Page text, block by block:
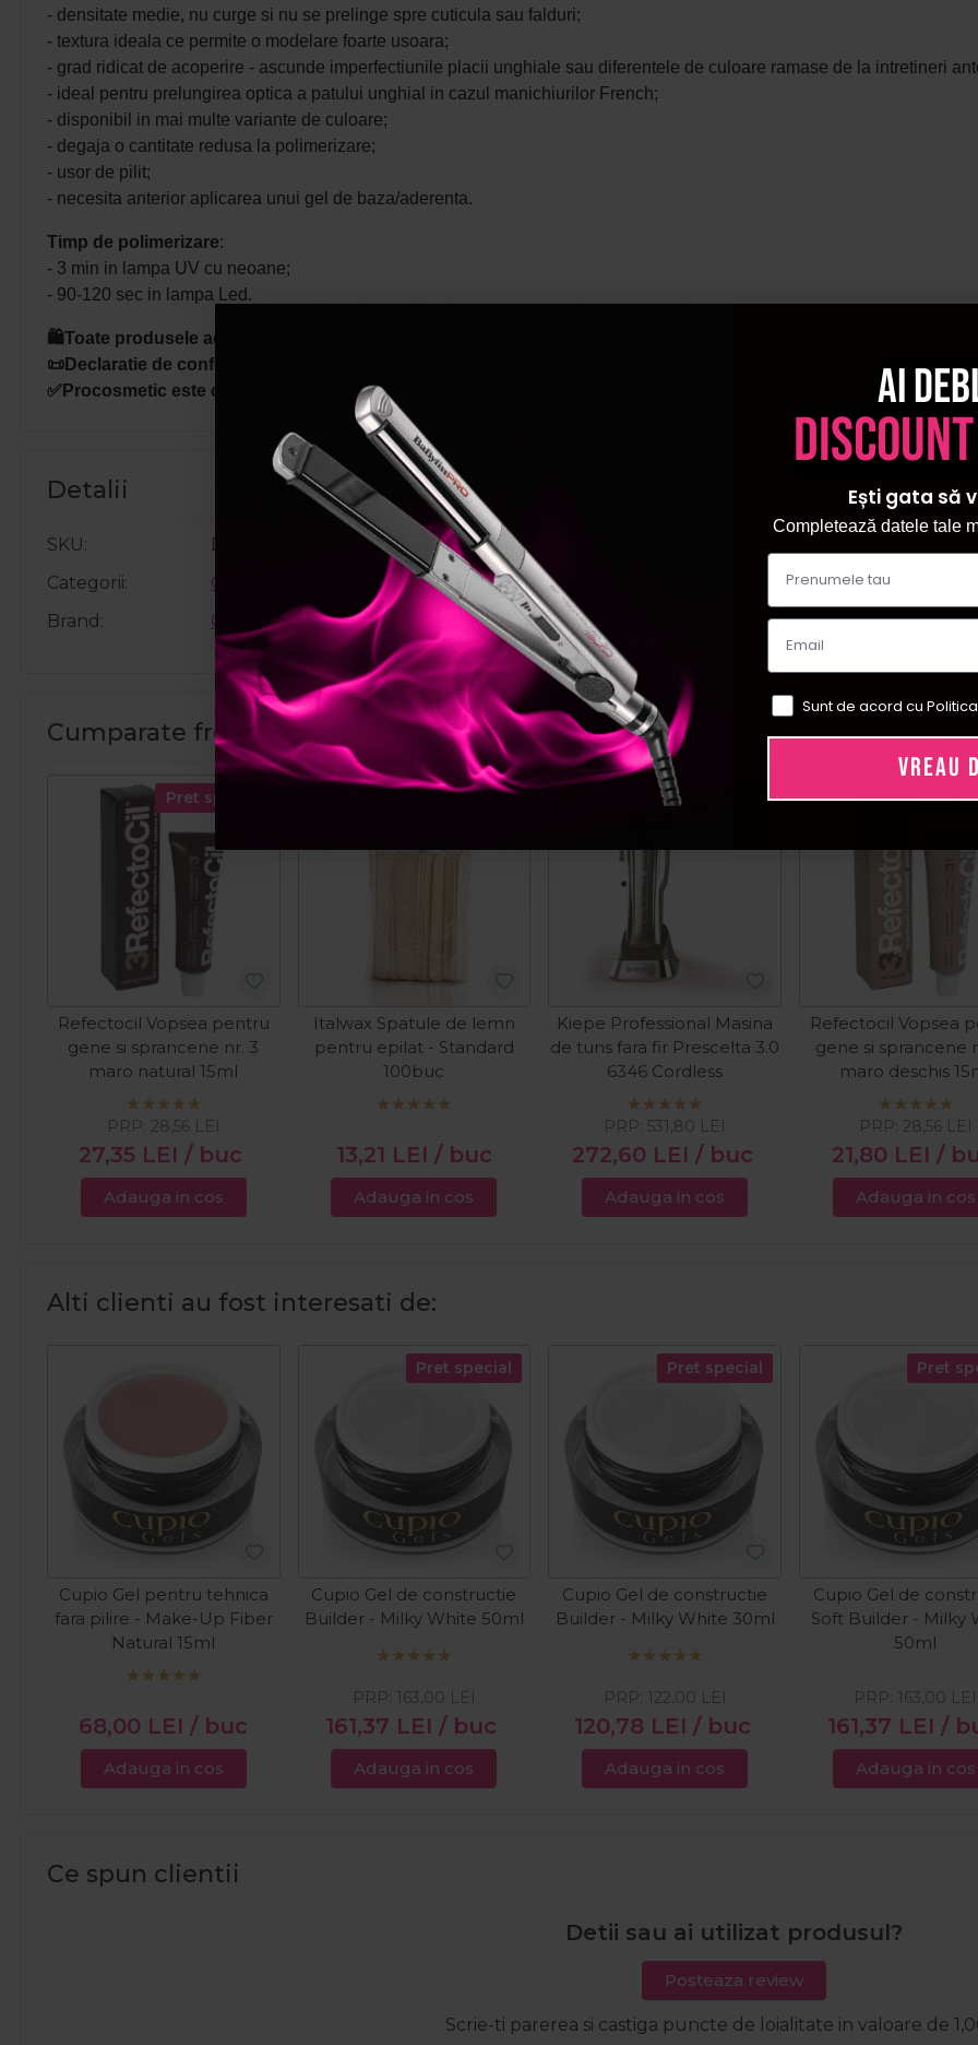
- densitate medie, nu curge si nu se prelinge spre cuticula sau falduri;
- textura ideala ce permite o modelare foarte usoara;
- grad ridicat de acoperire - ascunde imperfectiunile placii unghiale sau diferentele de culoare ramase de la intretineri
- ideal pentru prelungirea optica a patului unghial in cazul manichiurilor French;
- disponibil in mai multe variante de culoare;
- degaja o cantitate redusa la polimerizare;
- usor de pilit;
- necesita anterior aplicarea unui gel de baza/aderenta.
Timp de polimerizare:
- 3 min in lampa UV cu neoane;
- 90-120 sec in lampa Led.
🛍️Toate produsele achizitionate de pe site-ul nostru sunt originale.
📜Declaratie de conformitate ProCosmetic.
✅Procosmetic este distribuitor autorizat Cupio.
Detalii
SKU
D1832
Categorii
Geluri de constructie
Brand
Cupio
Cumparate frecvent impreuna:
Pret special
Refectocil Vopsea pentru
gene si sprancene nr. 3
maro natural 15ml
27,35 LEI / buc
PRP: 28,56 LEI
Adauga in cos
Italwax Spatule de lemn
pentru epilat - Standard
100buc
13,21 LEI / buc
Adauga in cos
Pret special
Kiepe Professional Masina
de tuns fara fir Prescelta 3.0
6346 Cordless
272,60 LEI / buc
PRP: 531,80 LEI
Adauga in cos
Pret
Refectocil Vopsea
gene si sprancene
maro deschis
21,80 LEI /
PRP: 28,56 LEI
Adauga in cos
Alti clienti au fost interesati de:
Cupio Gel pentru tehnica
fara pilire - Make-Up Fiber
Natural 15ml
68,00 LEI / buc
Adauga in cos
Pret special
Cupio Gel de constructie
Builder - Milky White 50ml
161,37 LEI / buc
PRP: 163,00 LEI
Adauga in cos
Pret special
Cupio Gel de constructie
Builder - Milky White 30ml
120,78 LEI / buc
PRP: 122,00 LEI
Adauga in cos
Pret
Cupio Gel de
Soft Builder - Milky
50ml
161,37 LEI /
PRP: 163,00 LEI
Adauga in cos
Ce spun clientii
Detii sau ai utilizat produsul?
Posteaza review
Scrie-ti parerea si castiga puncte de loialitate in valoare de
Ai
Ești gata să
Completează datele tale
Sunt de acord cu
VREAU